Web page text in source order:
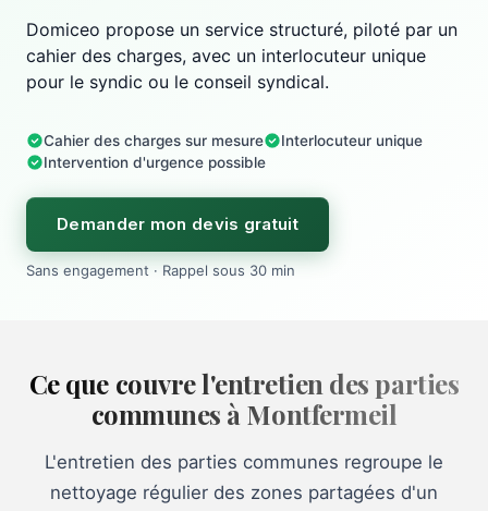
Domiceo propose un service structuré, piloté par un
cahier des charges, avec un interlocuteur unique
pour le syndic ou le conseil syndical.
Cahier des charges sur mesure
Interlocuteur unique
Intervention d'urgence possible
Demander mon devis gratuit
Sans engagement · Rappel sous 30 min
Ce que couvre l'entretien des parties
communes à Montfermeil
L'entretien des parties communes regroupe le
nettoyage régulier des zones partagées d'un